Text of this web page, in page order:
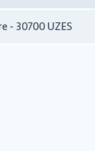
- 30700 UZES